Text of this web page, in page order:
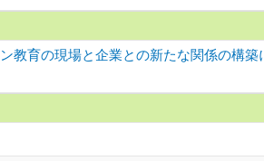
教育の現場と企業との新たな関係の構